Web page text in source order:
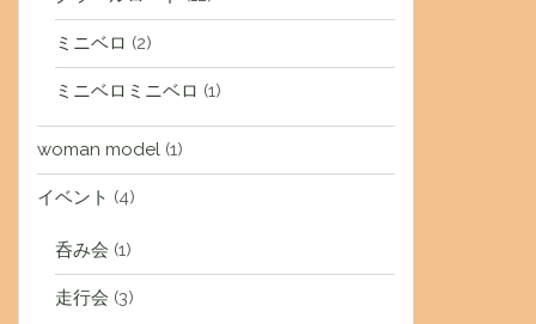
ミニベロ (2)
ミニベロミニベロ (1)
woman model (1)
イベント (4)
呑み会 (1)
走行会 (3)